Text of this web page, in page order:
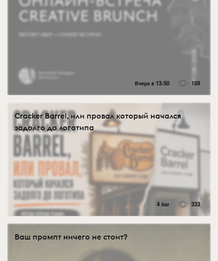
Вчера в 13:50 189
Cracker Barrel, или провал который начался
задолго до логотипа
4 Авг 333
Ваш промпт ничего не стоит?